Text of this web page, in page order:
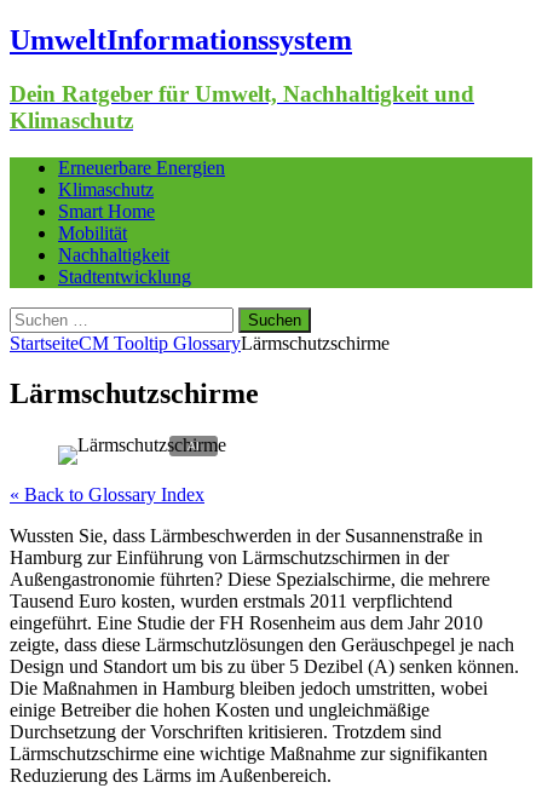
UmweltInformationssystem
Dein Ratgeber für Umwelt, Nachhaltigkeit und
Klimaschutz
Erneuerbare Energien
Klimaschutz
Smart Home
Mobilität
Nachhaltigkeit
Stadtentwicklung
Suchen
nach:
StartseiteCM Tooltip GlossaryLärmschutzschirme
Lärmschutzschirme
« Back to Glossary Index
Wussten Sie, dass Lärmbeschwerden in der Susannenstraße in
Hamburg zur Einführung von Lärmschutzschirmen in der
Außengastronomie führten? Diese Spezialschirme, die mehrere
Tausend Euro kosten, wurden erstmals 2011 verpflichtend
eingeführt. Eine Studie der FH Rosenheim aus dem Jahr 2010
zeigte, dass diese Lärmschutzlösungen den Geräuschpegel je nach
Design und Standort um bis zu über 5 Dezibel (A) senken können.
Die Maßnahmen in Hamburg bleiben jedoch umstritten, wobei
einige Betreiber die hohen Kosten und ungleichmäßige
Durchsetzung der Vorschriften kritisieren. Trotzdem sind
Lärmschutzschirme eine wichtige Maßnahme zur signifikanten
Reduzierung des Lärms im Außenbereich.